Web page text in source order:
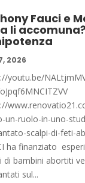
Fauci e
li
2026
youtu.be/
un-ruolo-in-uno-
scalpi-di-feti-
ha finanziato
di bambini abortiti
sul...